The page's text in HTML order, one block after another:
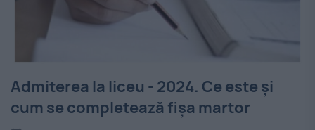
Admiterea la liceu - 2024. Ce este și
cum se completează fișa martor